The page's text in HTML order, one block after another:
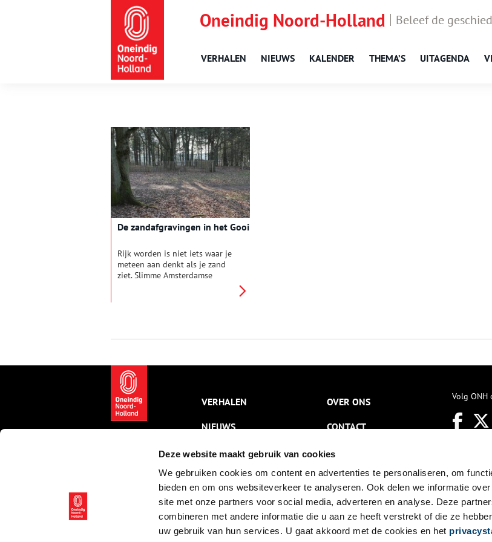
Deze website maakt gebruik van cookies
We gebruiken cookies om content en advertenties te personaliseren, om
bieden en om ons websiteverkeer te analyseren. Ook delen we informatie
site met onze partners voor social media, adverteren en analyse. Deze
combineren met andere informatie die u aan ze heeft verstrekt of die ze
uw gebruik van hun services. U gaat akkoord met de cookies en het
Oneindig Noord-Holland Beleef de
VERHALEN NIEUWS KALENDER THEMA’S UITAGENDA
De zandafgravingen in het Gooi
Rijk worden is niet iets waar je
meteen aan denkt als je zand
ziet. Slimme Amsterdamse
zand als ballast in schepen en
aannemers het zand om huizen
te bouwen en wegen en
spoorwegen aan te leggen.
VERHALEN
NIEUWS
KALENDER
THEMA’S
ACTIVITEITEN
VIDEO’S
OVER ONS
CONTACT
NIEUWSBRIEF
DISCLAIMER
PRIVACY
TOEGANKELIJKHEID
Volg ONH